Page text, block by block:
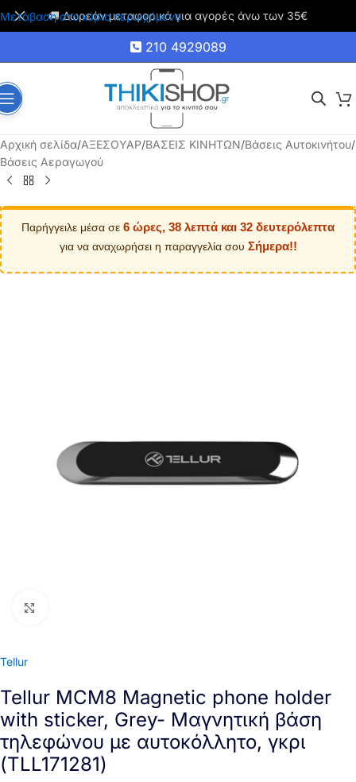
Μετάβαση στο κύριο περιεχόμενο
🚚 Δωρεάν μεταφορικά για αγορές άνω των 35€
210 4929089
Αρχική σελίδα/ΑΞΕΣΟΥΑΡ/ΒΑΣΕΙΣ ΚΙΝΗΤΩΝ/Βάσεις Αυτοκινήτου/
Βάσεις Αεραγωγού
Παρήγγειλε μέσα σε 6 ώρες, 38 λεπτά και 31 δευτερόλεπτα
για να αναχωρήσει η παραγγελία σου Σήμερα!!
Tellur
Tellur MCM8 Magnetic phone holder
with sticker, Grey- Mαγνητική βάση
τηλεφώνου με αυτοκόλλητο, γκρι
(TLL171281)